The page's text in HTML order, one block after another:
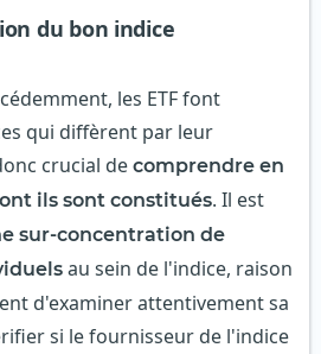
du bon indice
les ETF font
qui diffèrent par leur
crucial de comprendre en
ils sont constitués. Il est
sur-concentration de
au sein de l'indice, raison
d'examiner attentivement sa
si le fournisseur de l'indice